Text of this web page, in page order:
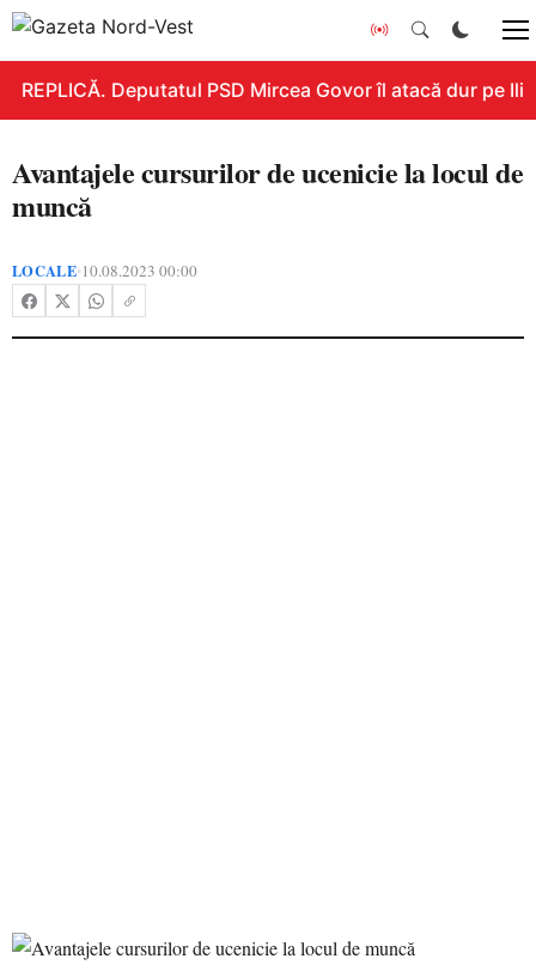
REPLICĂ. Deputatul PSD Mircea Govor îl atacă dur pe
Avantajele cursurilor de ucenicie la locul de
muncă
LOCALE•10.08.2023 00:00